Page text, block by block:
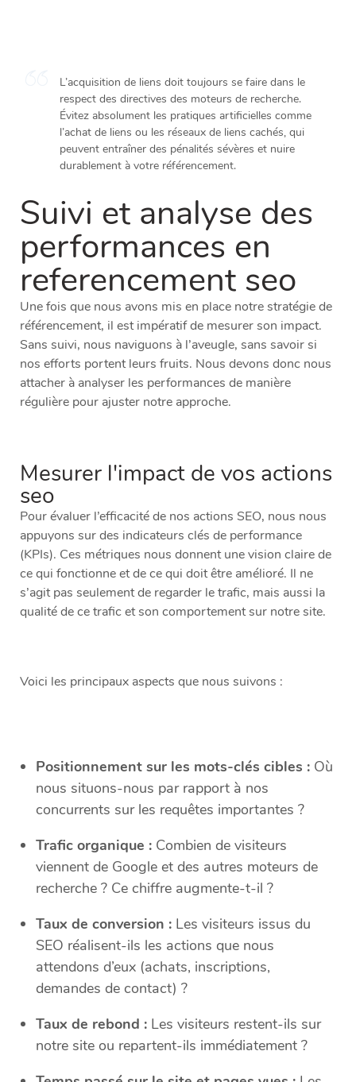
L’acquisition de liens doit toujours se faire dans le
respect des directives des moteurs de recherche.
Évitez absolument les pratiques artificielles comme
l’achat de liens ou les réseaux de liens cachés, qui
peuvent entraîner des pénalités sévères et nuire
durablement à votre référencement.
Suivi et analyse des
performances en
referencement seo
Une fois que nous avons mis en place notre stratégie de
référencement, il est impératif de mesurer son impact.
Sans suivi, nous naviguons à l’aveugle, sans savoir si
nos efforts portent leurs fruits. Nous devons donc nous
attacher à analyser les performances de manière
régulière pour ajuster notre approche.
Mesurer l'impact de vos actions
seo
Pour évaluer l’efficacité de nos actions SEO, nous nous
appuyons sur des indicateurs clés de performance
(KPIs). Ces métriques nous donnent une vision claire de
ce qui fonctionne et de ce qui doit être amélioré. Il ne
s’agit pas seulement de regarder le trafic, mais aussi la
qualité de ce trafic et son comportement sur notre site.
Voici les principaux aspects que nous suivons :
Positionnement sur les mots-clés cibles : Où
nous situons-nous par rapport à nos
concurrents sur les requêtes importantes ?
Trafic organique : Combien de visiteurs
viennent de Google et des autres moteurs de
recherche ? Ce chiffre augmente-t-il ?
Taux de conversion : Les visiteurs issus du
SEO réalisent-ils les actions que nous
attendons d’eux (achats, inscriptions,
demandes de contact) ?
Taux de rebond : Les visiteurs restent-ils sur
notre site ou repartent-ils immédiatement ?